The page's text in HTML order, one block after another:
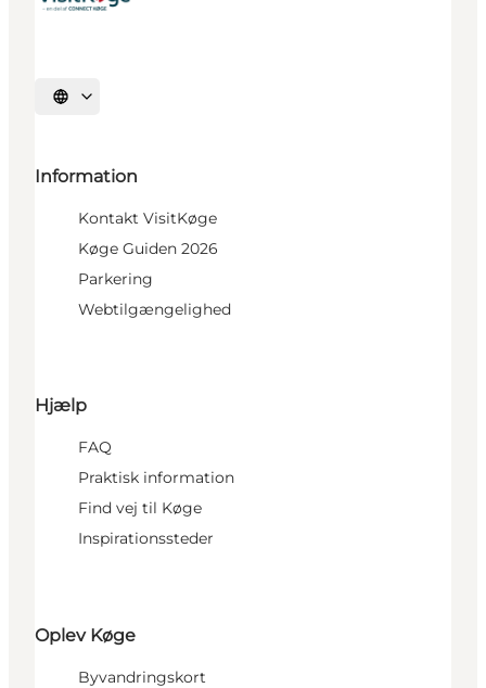
Vælg sprog
Information
Kontakt VisitKøge
Køge Guiden 2026
Parkering
Webtilgængelighed
Hjælp
FAQ
Praktisk information
Find vej til Køge
Inspirationssteder
Oplev Køge
Byvandringskort